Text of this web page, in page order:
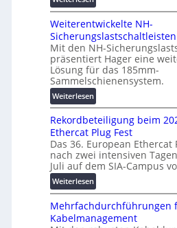
a
l
e
T
r
a
n
s
p
a
r
e
n
z
b
u
:
F
o
r
s
c
h
u
g
s
f
ö
V
o
l
t
a
-
X
2
0
2
7
w
i
r
d
z
u
m
Weiterentwickelte NH-
Sicherungslastschaltleisten
Mit den NH-
präsentiert Hager eine
Lösung für das 185mm-
Sammelschienensystem.
Weiterlesen:
W
e
i
t
e
r
e
n
t
w
Rekordbeteiligung beim
Ethercat Plug Fest
Das 36. European Ethercat
nach zwei intensiven
Juli auf dem SIA-Campus
Weiterlesen:
R
e
k
Mehrfachdurchführungen
Kabelmanagement